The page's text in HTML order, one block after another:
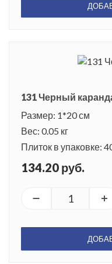
131 Черный
Размер: 1*20 см
Вес: 0.05 кг
Плиток в упаковке:
134.20 руб.